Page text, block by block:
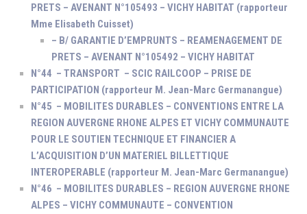
PRETS – AVENANT N°105493 – VICHY HABITAT (rapporteur
Mme Elisabeth Cuisset)
– B/ GARANTIE D’EMPRUNTS – REAMENAGEMENT DE
PRETS – AVENANT N°105492 – VICHY HABITAT
N°44 – TRANSPORT – SCIC RAILCOOP – PRISE DE
PARTICIPATION (rapporteur M. Jean-Marc Germanangue)
N°45 – MOBILITES DURABLES – CONVENTIONS ENTRE LA
REGION AUVERGNE RHONE ALPES ET VICHY COMMUNAUTE
POUR LE SOUTIEN TECHNIQUE ET FINANCIER A
L’ACQUISITION D’UN MATERIEL BILLETTIQUE
INTEROPERABLE (rapporteur M. Jean-Marc Germanangue)
N°46 – MOBILITES DURABLES – REGION AUVERGNE RHONE
ALPES – VICHY COMMUNAUTE – CONVENTION